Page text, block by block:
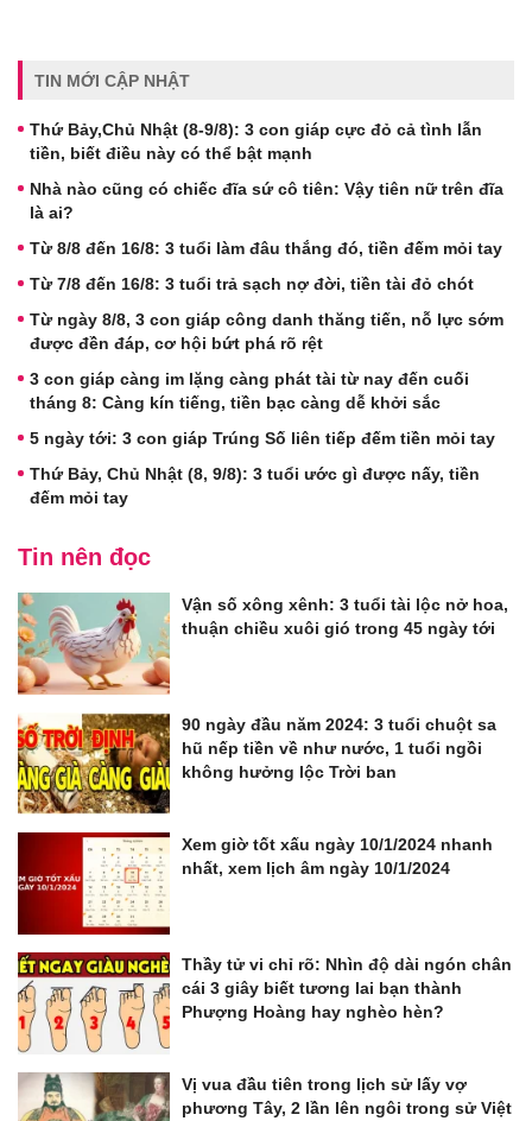
TIN MỚI CẬP NHẬT
Thứ Bảy,Chủ Nhật (8-9/8): 3 con giáp cực đỏ cả tình lẫn
tiền, biết điều này có thể bật mạnh
Nhà nào cũng có chiếc đĩa sứ cô tiên: Vậy tiên nữ trên đĩa
là ai?
Từ 8/8 đến 16/8: 3 tuổi làm đâu thắng đó, tiền đếm mỏi tay
Từ 7/8 đến 16/8: 3 tuổi trả sạch nợ đời, tiền tài đỏ chót
Từ ngày 8/8, 3 con giáp công danh thăng tiến, nỗ lực sớm
được đền đáp, cơ hội bứt phá rõ rệt
3 con giáp càng im lặng càng phát tài từ nay đến cuối
tháng 8: Càng kín tiếng, tiền bạc càng dễ khởi sắc
5 ngày tới: 3 con giáp Trúng Số liên tiếp đếm tiền mỏi tay
Thứ Bảy, Chủ Nhật (8, 9/8): 3 tuổi ước gì được nấy, tiền
đếm mỏi tay
Tin nên đọc
Vận số xông xênh: 3 tuổi tài lộc nở hoa,
thuận chiều xuôi gió trong 45 ngày tới
90 ngày đầu năm 2024: 3 tuổi chuột sa
hũ nếp tiền về như nước, 1 tuổi ngồi
không hưởng lộc Trời ban
Xem giờ tốt xấu ngày 10/1/2024 nhanh
nhất, xem lịch âm ngày 10/1/2024
Thầy tử vi chỉ rõ: Nhìn độ dài ngón chân
cái 3 giây biết tương lai bạn thành
Phượng Hoàng hay nghèo hèn?
Vị vua đầu tiên trong lịch sử lấy vợ
phương Tây, 2 lần lên ngôi trong sử Việt